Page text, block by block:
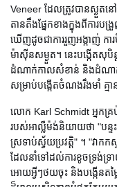
Veneer ដែលត្រូវបានស្ងួត
តានតឹងផ្នែកខាងក្នុងពីការប
ឃើញដូចជាការរួញអង្កាញ់ ក
ម៉ាស៊ីនសម្ងួត។ នេះបង្កើតសុបិ
ដំណាក់កាលសំខាន់ និងដំណាក់
សម្រាប់បង្កើតចំណងរឹងមាំ គ្ម
លោក Karl Schmidt អ្នកគ្
របស់អាល្លឺម៉ង់និយាយថា "បន្
ស្រទាប់ស្វ័យប្រវត្តិ" ។ "វាក
ដែលនាំទៅដល់ការខូចទ្រង់ទ្រា
អោយអ្វីៗថយចុះ និងបង្កើនតម្